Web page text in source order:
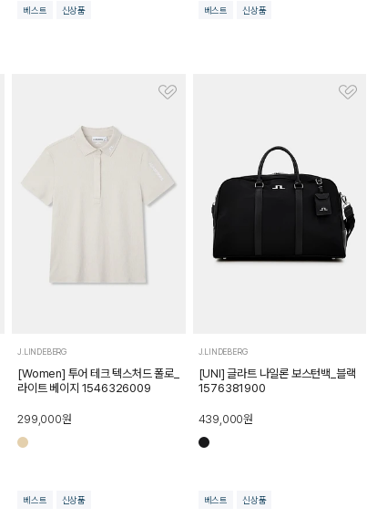
베스트 신상품 베스트 신상품
J.LINDEBERG
[Women] 투어 테크 텍스처드 폴로_
라이트 베이지 1546326009
299,000원
베스트 신상품
J.LINDEBERG
[UNI] 글라트 나일론 보스턴백_블랙
1576381900
439,000원
베스트 신상품